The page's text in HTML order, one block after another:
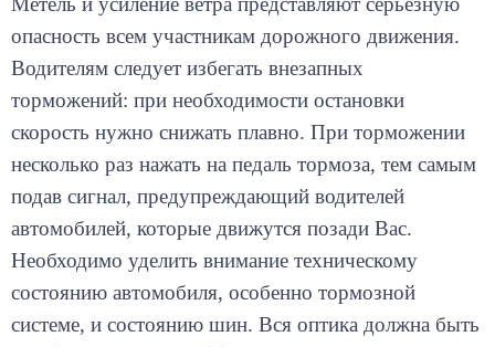
опасность всем участникам дорожного движения.
Водителям следует избегать внезапных
торможений: при необходимости остановки
скорость нужно снижать плавно. При торможении
несколько раз нажать на педаль тормоза, тем самым
подав сигнал, предупреждающий водителей
автомобилей, которые движутся позади Вас.
Необходимо уделить внимание техническому
состоянию автомобиля, особенно тормозной
системе, и состоянию шин. Вся оптика должна быть
в рабочем состоянии. По возможности откажитесь